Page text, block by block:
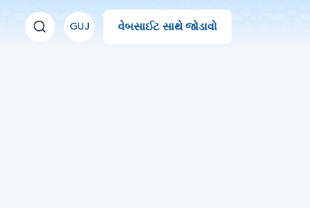
GUJ વેબસાઈટ સાથે જોડાવો